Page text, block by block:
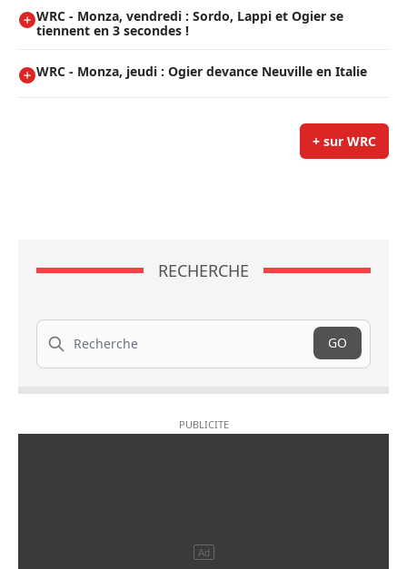
WRC - Monza, vendredi : Sordo, Lappi et Ogier se
tiennent en 3 secondes !
WRC - Monza, jeudi : Ogier devance Neuville en Italie
+ sur WRC
RECHERCHE
Recherche
GO